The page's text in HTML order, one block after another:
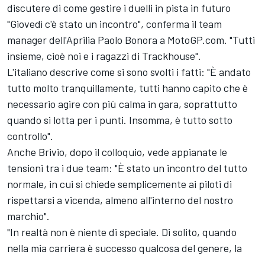
discutere di come gestire i duelli in pista in futuro
"Giovedì c'è stato un incontro", conferma il team
manager dell'Aprilia Paolo Bonora a MotoGP.com. "Tutti
insieme, cioè noi e i ragazzi di Trackhouse".
L'italiano descrive come si sono svolti i fatti: "È andato
tutto molto tranquillamente, tutti hanno capito che è
necessario agire con più calma in gara, soprattutto
quando si lotta per i punti. Insomma, è tutto sotto
controllo".
Anche Brivio, dopo il colloquio, vede appianate le
tensioni tra i due team: "È stato un incontro del tutto
normale, in cui si chiede semplicemente ai piloti di
rispettarsi a vicenda, almeno all'interno del nostro
marchio".
"In realtà non è niente di speciale. Di solito, quando
nella mia carriera è successo qualcosa del genere, la